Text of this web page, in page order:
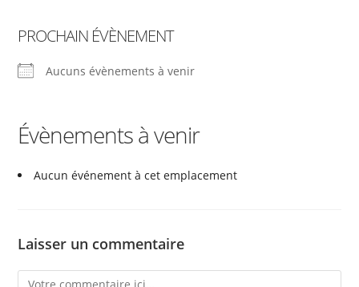
PROCHAIN ÉVÈNEMENT
Aucuns évènements à venir
Évènements à venir
Aucun événement à cet emplacement
Laisser un commentaire